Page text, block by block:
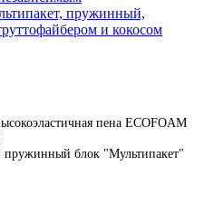
пена ECOFOAM
пружинный блок "Мультипакет"